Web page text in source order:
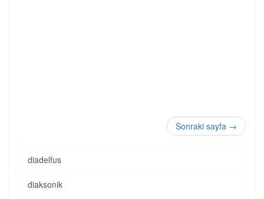
Sonraki sayfa →
diadelfus
diaksonik